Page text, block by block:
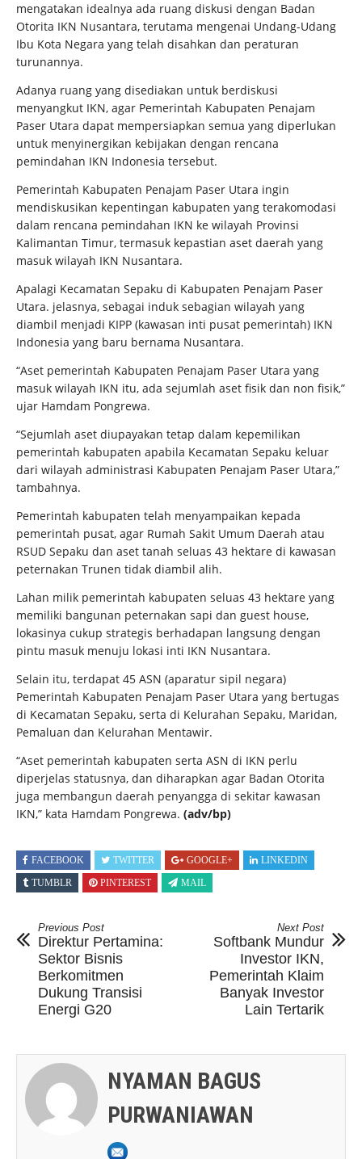
mengatakan idealnya ada ruang diskusi dengan Badan
Otorita IKN Nusantara, terutama mengenai Undang-Udang
Ibu Kota Negara yang telah disahkan dan peraturan
turunannya.
Adanya ruang yang disediakan untuk berdiskusi
menyangkut IKN, agar Pemerintah Kabupaten Penajam
Paser Utara dapat mempersiapkan semua yang diperlukan
untuk menyinergikan kebijakan dengan rencana
pemindahan IKN Indonesia tersebut.
Pemerintah Kabupaten Penajam Paser Utara ingin
mendiskusikan kepentingan kabupaten yang terakomodasi
dalam rencana pemindahan IKN ke wilayah Provinsi
Kalimantan Timur, termasuk kepastian aset daerah yang
masuk wilayah IKN Nusantara.
Apalagi Kecamatan Sepaku di Kabupaten Penajam Paser
Utara. jelasnya, sebagai induk sebagian wilayah yang
diambil menjadi KIPP (kawasan inti pusat pemerintah) IKN
Indonesia yang baru bernama Nusantara.
“Aset pemerintah Kabupaten Penajam Paser Utara yang
masuk wilayah IKN itu, ada sejumlah aset fisik dan non fisik,”
ujar Hamdam Pongrewa.
“Sejumlah aset diupayakan tetap dalam kepemilikan
pemerintah kabupaten apabila Kecamatan Sepaku keluar
dari wilayah administrasi Kabupaten Penajam Paser Utara,”
tambahnya.
Pemerintah kabupaten telah menyampaikan kepada
pemerintah pusat, agar Rumah Sakit Umum Daerah atau
RSUD Sepaku dan aset tanah seluas 43 hektare di kawasan
peternakan Trunen tidak diambil alih.
Lahan milik pemerintah kabupaten seluas 43 hektare yang
memiliki bangunan peternakan sapi dan guest house,
lokasinya cukup strategis berhadapan langsung dengan
pintu masuk menuju lokasi inti IKN Nusantara.
Selain itu, terdapat 45 ASN (aparatur sipil negara)
Pemerintah Kabupaten Penajam Paser Utara yang bertugas
di Kecamatan Sepaku, serta di Kelurahan Sepaku, Maridan,
Pemaluan dan Kelurahan Mentawir.
“Aset pemerintah kabupaten serta ASN di IKN perlu
diperjelas statusnya, dan diharapkan agar Badan Otorita
juga membangun daerah penyangga di sekitar kawasan
IKN,” kata Hamdam Pongrewa. (adv/bp)
FACEBOOK TWITTER GOOGLE+
LINKEDIN
TUMBLR
PINTEREST MAIL
Previous Post
Direktur Pertamina:
Sektor Bisnis
Berkomitmen
Dukung Transisi
Energi G20
Next Post
Softbank Mundur
Investor IKN,
Pemerintah Klaim
Banyak Investor
Lain Tertarik
NYAMAN BAGUS
PURWANIAWAN